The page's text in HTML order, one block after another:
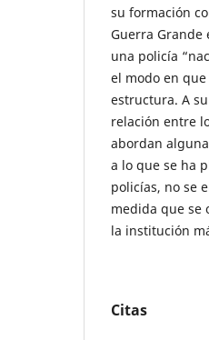
su formación
Guerra Grande
una policía
el modo en
estructura. A
relación entre
abordan
a lo que se ha
policías, no se
medida que se
la institución
Citas